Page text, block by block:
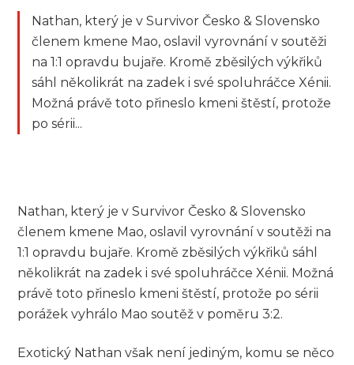
Nathan, který je v Survivor Česko & Slovensko
členem kmene Mao, oslavil vyrovnání v soutěži
na 1:1 opravdu bujaře. Kromě zběsilých výkřiků
sáhl několikrát na zadek i své spoluhráčce Xénii.
Možná právě toto přineslo kmeni štěstí, protože
po sérii...
Nathan, který je v Survivor Česko & Slovensko
členem kmene Mao, oslavil vyrovnání v soutěži na
1:1 opravdu bujaře. Kromě zběsilých výkřiků sáhl
několikrát na zadek i své spoluhráčce Xénii. Možná
právě toto přineslo kmeni štěstí, protože po sérii
porážek vyhrálo Mao soutěž v poměru 3:2.
Exotický Nathan však není jediným, komu se něco